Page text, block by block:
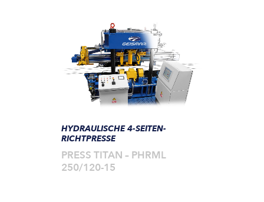
HYDRAULISCHE 4-SEITEN-
RICHTPRESSE
PRESS TITAN – PHRML
250/120-15